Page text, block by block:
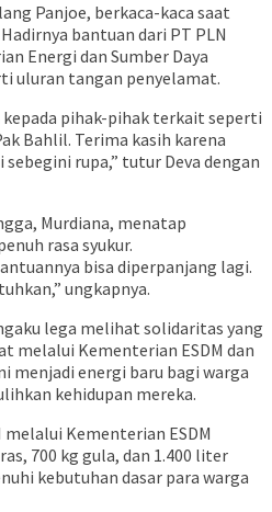
Panjoe, berkaca-kaca saat
bantuan dari PT PLN
Energi dan Sumber Daya
uluran tangan penyelamat.
kepada pihak-pihak terkait seperti
Bahlil. Terima kasih karena
rupa,” tutur Deva dengan
Murdiana, menatap
rasa syukur.
bisa diperpanjang lagi.
ungkapnya.
lega melihat solidaritas yang
melalui Kementerian ESDM dan
menjadi energi baru bagi warga
kehidupan mereka.
Kementerian ESDM
700 kg gula, dan 1.400 liter
kebutuhan dasar para warga